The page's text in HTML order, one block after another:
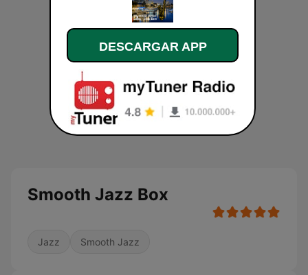
Smooth Jazz Box
Jazz Smooth Jazz
DESCARGAR APP